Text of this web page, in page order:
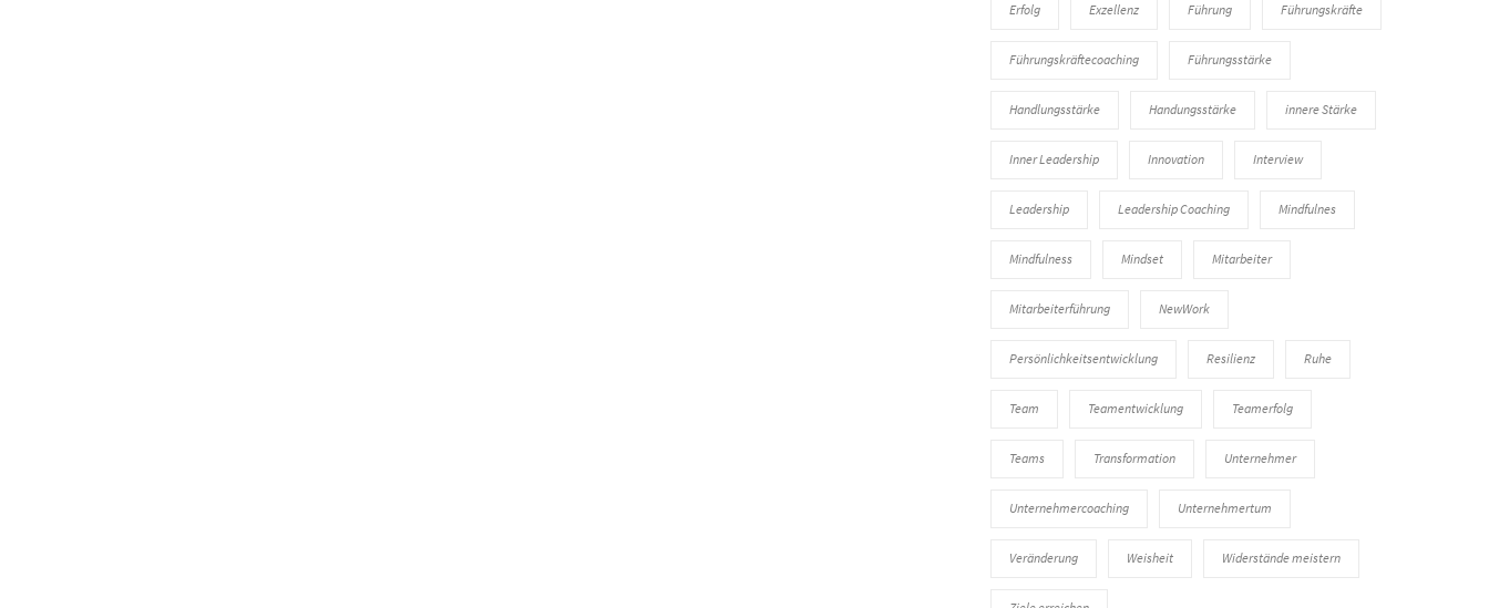
Erfolg Exzellenz Führung Führungskräfte
Führungskräftecoaching Führungsstärke
Handlungsstärke Handungsstärke innere Stärke
Inner Leadership Innovation Interview
Leadership Leadership Coaching Mindfulnes
Mindfulness Mindset Mitarbeiter
Mitarbeiterführung NewWork
Persönlichkeitsentwicklung Resilienz Ruhe
Team Teamentwicklung Teamerfolg
Teams Transformation Unternehmer
Unternehmercoaching Unternehmertum
Veränderung Weisheit Widerstände meistern